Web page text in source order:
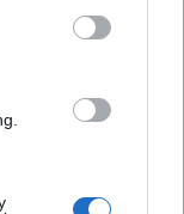
indult be a